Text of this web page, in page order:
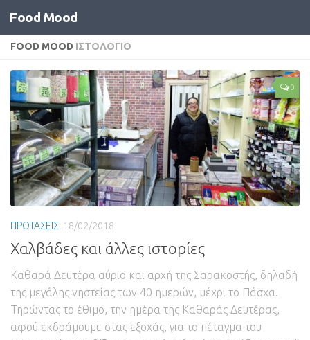
Food Mood
FOOD MOOD ΙΣΤΟΛΟΓΙΟ
0
ΠΡΟΤΑΣΕΙΣ 18/02/2018
Χαλβάδες και άλλες ιστορίες
Καθαρά Δευτέρα αύριο και αρχή της Σαρακοστής, δηλαδή
της μεγάλης νηστείας των 40 ημερών, μέχρι το Πάσχα.
Τηρώντας το έθιμο, την ημέρα της Καθαράς Δευτέρας,
αφού εκδράμουμε στας εξοχάς, για το πέταγμα του